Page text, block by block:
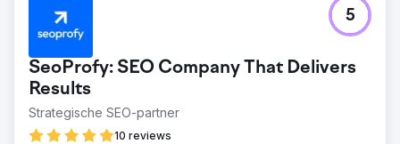
SeoProfy: SEO Company That Delivers
Results
Strategische SEO-partner
10 reviews
5